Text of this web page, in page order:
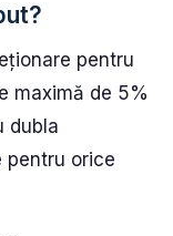
pentru
maximă de 5%
dubla
pentru orice